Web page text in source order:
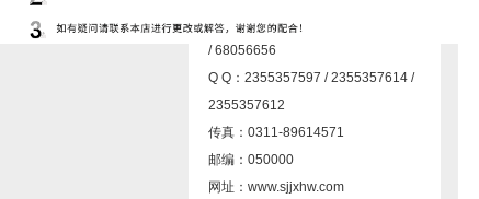
固话：0311-68056636 / 68056767
/ 68056656
Q Q：2355357597 / 2355357614 /
2355357612
传真：0311-89614571
邮编：050000
网址：www.sjjxhw.com